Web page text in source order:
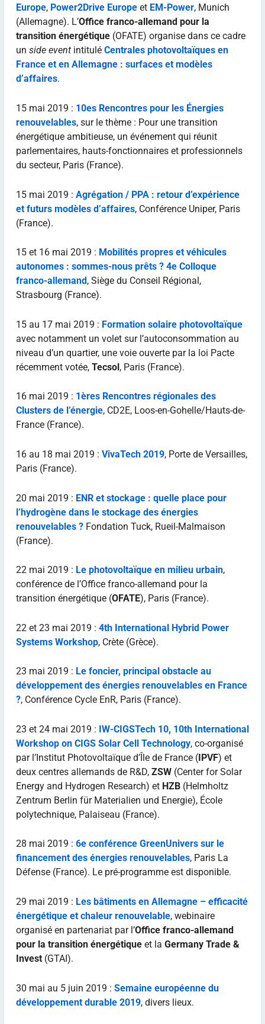
Europe, Power2Drive Europeet EM-Power, Munich
(Allemagne). L’Office franco-allemand pour la
transition énergétique(OFATE) organise dans ce cadre
un side eventintitulé Centrales photovoltaïques en
France et en Allemagne : surfaces et modèles
d’affaires.
15 mai 2019 : 10es Rencontres pour les Énergies
renouvelables, sur le thème : Pour une transition
énergétique ambitieuse, un événement qui réunit
parlementaires, hauts-fonctionnaires et professionnels
du secteur, Paris (France).
15 mai 2019 : Agrégation / PPA : retour d’expérience
et futurs modèles d’affaires, Conférence Uniper, Paris
(France).
15 et 16 mai 2019 : Mobilités propres et véhicules
autonomes : sommes-nous prêts ? 4e Colloque
franco-allemand, Siège du Conseil Régional,
Strasbourg (France).
15 au 17 mai 2019 : Formation solaire photovoltaïque
avec notamment un volet sur l’autoconsommation au
niveau d’un quartier, une voie ouverte par la loi Pacte
récemment votée, Tecsol, Paris (France).
16 mai 2019 : 1ères Rencontres régionales des
Clusters de l’énergie, CD2E, Loos-en-Gohelle/Hauts-de-
France (France).
16 au 18 mai 2019 : VivaTech 2019, Porte de Versailles,
Paris (France).
20 mai 2019 : ENR et stockage : quelle place pour
l’hydrogène dans le stockage des énergies
renouvelables ?Fondation Tuck, Rueil-Malmaison
(France).
22 mai 2019 : Le photovoltaïque en milieu urbain,
conférence de l’Office franco-allemand pour la
transition énergétique (OFATE), Paris (France).
22 et 23 mai 2019 : 4th International Hybrid Power
Systems Workshop, Crète (Grèce).
23 mai 2019 : Le foncier, principal obstacle au
développement des énergies renouvelables en France
?, Conférence Cycle EnR, Paris (France).
23 et 24 mai 2019 : IW-CIGSTech 10, 10th International
Workshop on CIGS Solar Cell Technology, co-organisé
par l’Institut Photovoltaïque d’Île de France (IPVF) et
deux centres allemands de R&D, ZSW(Center for Solar
Energy and Hydrogen Research) et HZB(Helmholtz
Zentrum Berlin für Materialien und Energie), École
polytechnique, Palaiseau (France).
28 mai 2019 : 6e conférence GreenUnivers sur le
financement des énergies renouvelables, Paris La
Défense (France). Le pré-programme est disponible.
29 mai 2019 : Les bâtiments en Allemagne – efficacité
énergétiqueet chaleur renouvelable, webinaire
organisé en partenariat par l’Office franco-allemand
pour la transition énergétiqueet la Germany Trade &
Invest(GTAI).
30 mai au 5 juin 2019 : Semaine européenne du
développement durable 2019, divers lieux.